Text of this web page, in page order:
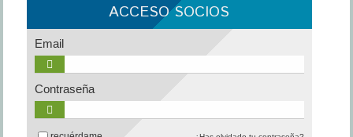
ACCESO SOCIOS
Email
Contraseña